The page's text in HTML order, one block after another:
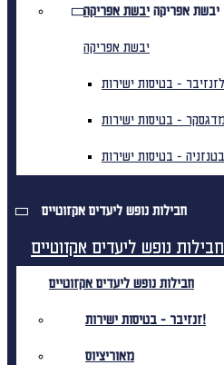
יבשת אפריקה יבשת אפריקה
יבשת אפריקה
חבילות נופש ליעדים אקזוטיים
חבילות נופש ליעדים אקזוטיים
חבילות נופש ליעדים אקזוטיים
זנזיבר - בטיסות ישירות!
מאוריציוס